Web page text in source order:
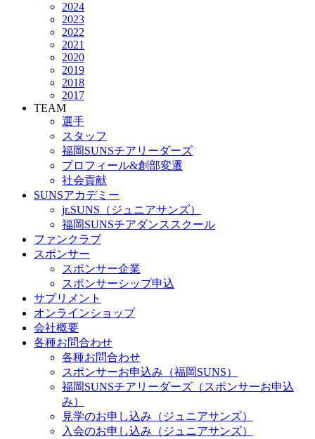
2024
2023
2022
2021
2020
2019
2018
2017
TEAM
選手
スタッフ
福岡SUNSチアリーダーズ
プロフィール&創部変遷
社会貢献
SUNSアカデミー
jr.SUNS（ジュニアサンズ）
福岡SUNSチアダンススクール
ファンクラブ
スポンサー
スポンサー企業
スポンサーシップ申込
サプリメント
オンラインショップ
会社概要
各種お問合わせ
各種お問合わせ
スポンサーお申込み（福岡SUNS）
福岡SUNSチアリーダーズ（スポンサーお申込
み）
見学のお申し込み（ジュニアサンズ）
入会のお申し込み（ジュニアサンズ）